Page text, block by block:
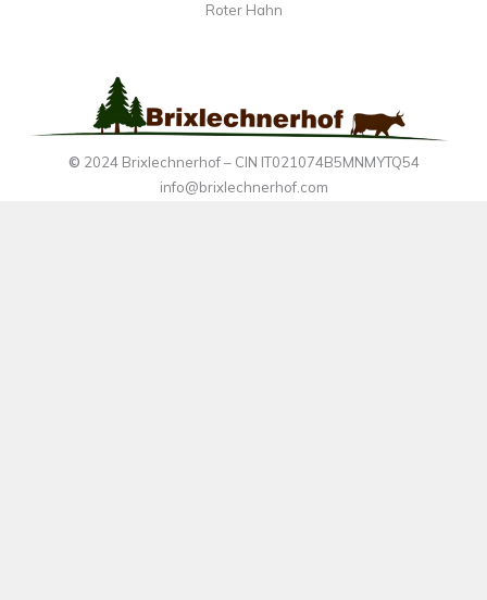
Roter Hahn
© 2024 Brixlechnerhof – CIN IT021074B5MNMYTQ54
info@brixlechnerhof.com